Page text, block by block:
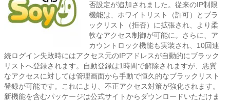
否設定が追加されました。従来のIP制限
機能は、ホワイトリスト（許可）とブラ
ックリスト（拒否）に拡張され、より柔
軟なアクセス制御が可能に。さらに、ア
カウントロック機能も実装され、10回連
続ログイン失敗時にはアクセス元のIPアドレスが自動的にブラック
リストへ登録されます。自動登録は1時間で解除されますが、悪質
なアクセスに対しては管理画面から手動で恒久的なブラックリスト
登録が可能です。これにより、不正アクセス対策が強化されます。
新機能を含むパッケージは公式サイトからダウンロードいただけま